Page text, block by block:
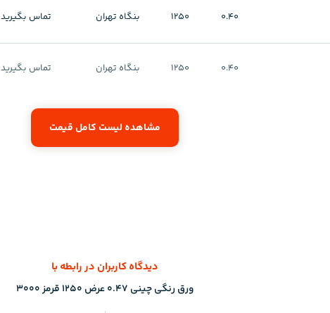
0.40
1250 بنگاه تهران تماس بگیرید
0.40
1250 بنگاه تهران تماس بگیرید
مشاهده لیست کامل قیمت
دیدگاه کاربران در رابطه با
ورق رنگی چینی 0.47 عرض 1250 قرمز 3000